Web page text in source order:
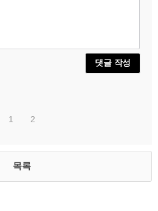
댓글 작성
1 2
목록